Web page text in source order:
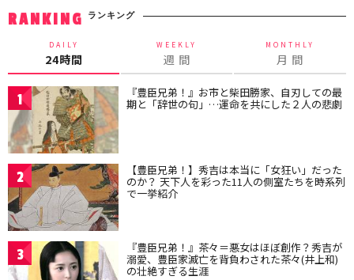
RANKING ランキング
DAILY
24時間
WEEKLY
週 間
MONTHLY
月 間
1 『豊臣兄弟！』お市と柴田勝家、自刃しての最
期と「辞世の句」…運命を共にした２人の悲劇
2 【豊臣兄弟！】秀吉は本当に「女狂い」だった
のか？ 天下人を彩った11人の側室たちを時系列
で一挙紹介
3 『豊臣兄弟！』茶々＝悪女はほぼ創作？秀吉が
溺愛、豊臣家滅亡を背負わされた茶々(井上和)
の壮絶すぎる生涯